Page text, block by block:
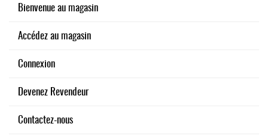
Bienvenue au magasin
Accédez au magasin
Connexion
Devenez Revendeur
Contactez-nous